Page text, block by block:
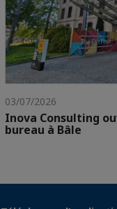
03/07/2026
Inova Consulting
bureau à Bâle